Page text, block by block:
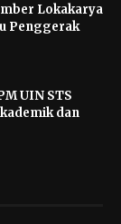
Lokakarya
Penggerak
UIN STS
dan